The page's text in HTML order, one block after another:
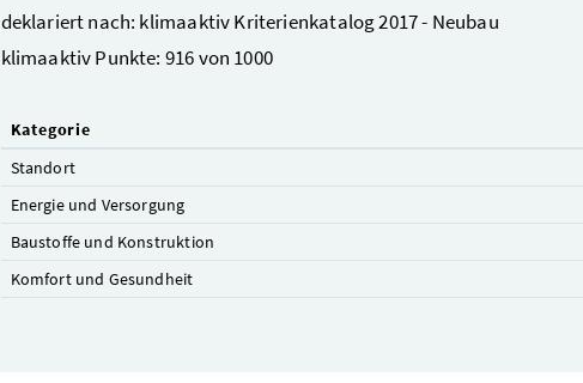
deklariert nach: klimaaktiv Kriterienkatalog 2017 - Neubau
klimaaktiv Punkte: 916 von 1000
Kategorie
Standort
Energie und Versorgung
Baustoffe und Konstruktion
Komfort und Gesundheit